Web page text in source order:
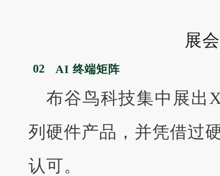
展
02 AI 终端矩阵
布谷鸟科技集中展出
列硬件产品，并凭借过
认可。